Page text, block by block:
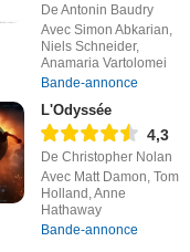
De Antonin Baudry
Avec Simon Abkarian,
Niels Schneider,
Anamaria Vartolomei
Bande-annonce
L'Odyssée
4,3
De Christopher Nolan
Avec Matt Damon, Tom
Holland, Anne
Hathaway
Bande-annonce